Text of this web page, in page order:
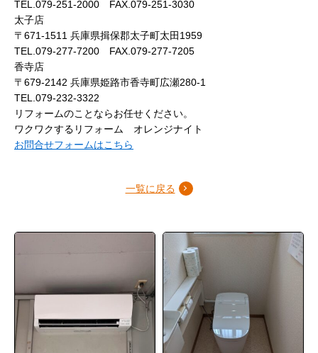
TEL.079-251-2000 FAX.079-251-3030
太子店
〒671-1511 兵庫県揖保郡太子町太田1959
TEL.079-277-7200 FAX.079-277-7205
香寺店
〒679-2142 兵庫県姫路市香寺町広瀬280-1
TEL.079-232-3322
リフォームのことならお任せください。
ワクワクするリフォーム オレンジナイト
お問合せフォームはこちら
一覧に戻る